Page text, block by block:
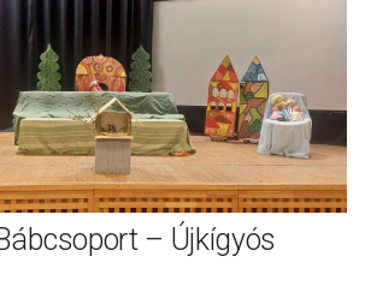
– Újkígyós